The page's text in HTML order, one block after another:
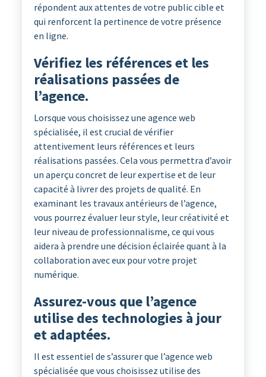
répondent aux attentes de votre public cible et
qui renforcent la pertinence de votre présence
en ligne.
Vérifiez les références et les
réalisations passées de
l’agence.
Lorsque vous choisissez une agence web
spécialisée, il est crucial de vérifier
attentivement leurs références et leurs
réalisations passées. Cela vous permettra d’avoir
un aperçu concret de leur expertise et de leur
capacité à livrer des projets de qualité. En
examinant les travaux antérieurs de l’agence,
vous pourrez évaluer leur style, leur créativité et
leur niveau de professionnalisme, ce qui vous
aidera à prendre une décision éclairée quant à la
collaboration avec eux pour votre projet
numérique.
Assurez-vous que l’agence
utilise des technologies à jour
et adaptées.
Il est essentiel de s’assurer que l’agence web
spécialisée que vous choisissez utilise des